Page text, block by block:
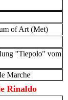
of Art (Met)
"Tiepolo" vom
Marche
Rinaldo